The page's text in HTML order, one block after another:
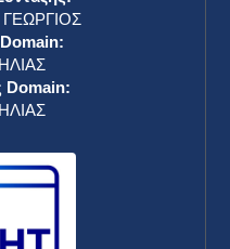
Domain: